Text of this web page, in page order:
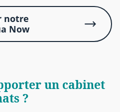
notre
Now
un cabinet
?